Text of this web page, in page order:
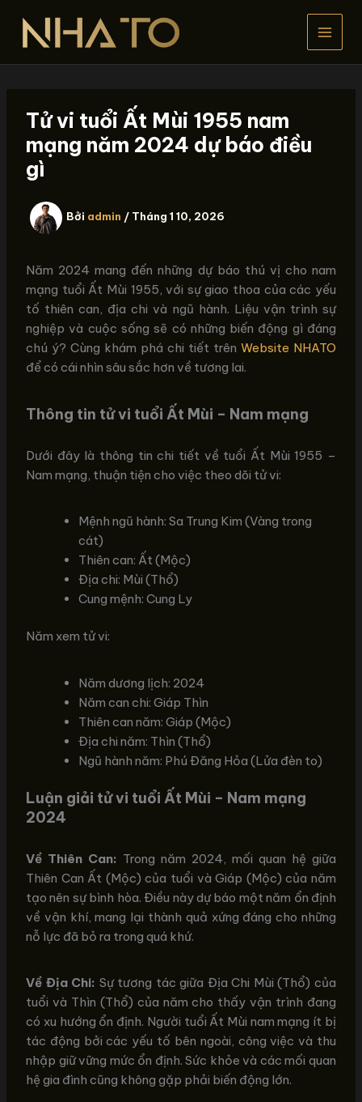
dung
Tử vi tuổi Ất Mùi 1955 nam
mạng năm 2024 dự báo điều
gì
Bởi admin / Tháng 1 10, 2026
Năm 2024 mang đến những dự báo thú vị cho nam
mạng tuổi Ất Mùi 1955, với sự giao thoa của các yếu
tố thiên can, địa chi và ngũ hành. Liệu vận trình sự
nghiệp và cuộc sống sẽ có những biến động gì đáng
chú ý? Cùng khám phá chi tiết trên Website NHATO
để có cái nhìn sâu sắc hơn về tương lai.
Thông tin tử vi tuổi Ất Mùi – Nam mạng
Dưới đây là thông tin chi tiết về tuổi Ất Mùi 1955 –
Nam mạng, thuận tiện cho việc theo dõi tử vi:
Mệnh ngũ hành: Sa Trung Kim (Vàng trong
cát)
Thiên can: Ất (Mộc)
Địa chi: Mùi (Thổ)
Cung mệnh: Cung Ly
Năm xem tử vi:
Năm dương lịch: 2024
Năm can chi: Giáp Thìn
Thiên can năm: Giáp (Mộc)
Địa chi năm: Thìn (Thổ)
Ngũ hành năm: Phú Đăng Hỏa (Lửa đèn to)
Luận giải tử vi tuổi Ất Mùi – Nam mạng
2024
Về Thiên Can: Trong năm 2024, mối quan hệ giữa
Thiên Can Ất (Mộc) của tuổi và Giáp (Mộc) của năm
tạo nên sự bình hòa. Điều này dự báo một năm ổn định
về vận khí, mang lại thành quả xứng đáng cho những
nỗ lực đã bỏ ra trong quá khứ.
Về Địa Chi: Sự tương tác giữa Địa Chi Mùi (Thổ) của
tuổi và Thìn (Thổ) của năm cho thấy vận trình đang
có xu hướng ổn định. Người tuổi Ất Mùi nam mạng ít bị
tác động bởi các yếu tố bên ngoài, công việc và thu
nhập giữ vững mức ổn định. Sức khỏe và các mối quan
hệ gia đình cũng không gặp phải biến động lớn.